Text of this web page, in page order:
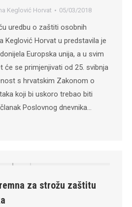
Keglović Horvat 05/03/2018
uredbu o zaštiti osobnih
Keglović Horvat u predstavila je
Europska unija, a u svim
će se primjenjivati od 25. svibnja
s hrvatskim Zakonom o
koji bi uskoro trebao biti
Poslovnog dnevnika…
za strožu zaštitu